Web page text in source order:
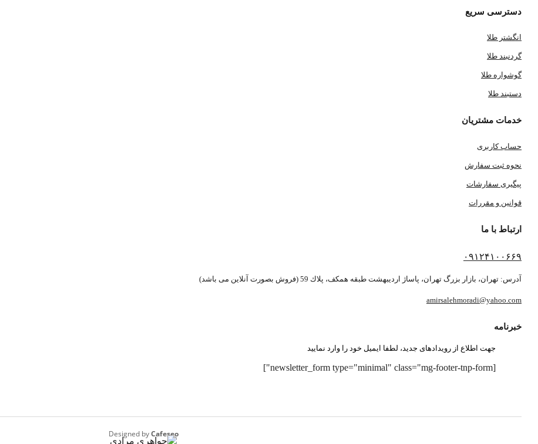
دسترسی سریع
انگشتر طلا
گردنبند طلا
گوشواره طلا
دستبند طلا
خدمات مشتریان
حساب کاربری
نحوه ثبت سفارش
پیگیری سفارشات
قوانین و مقررات
ارتباط با ما
۰۹۱۲۴۱۰۰۶۶۹
آدرس: تهران، بازار بزرگ تهران، پاساژ ارديبهشت طبقه همكف، پلاك 59 (فروش بصورت آنلاین می باشد)
amirsalehmoradi@yahoo.com
خبرنامه
جهت اطلاع از رویدادهای جدید، لطفا ایمیل خود را وارد نمایید
[newsletter_form type="minimal" class="mg-footer-tnp-form"]
Designed byCafeseo